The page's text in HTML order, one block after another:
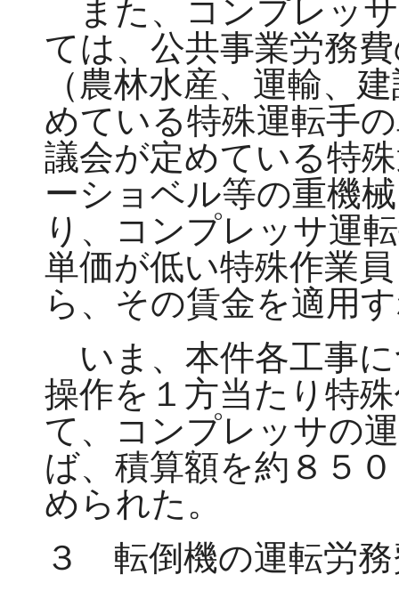
また、コンプレッ
ては、公共事業労務
（農林水産、運輸、
めている特殊運転手
議会が定めている特
ーショベル等の重機
り、コンプレッサ運
単価が低い特殊作業
ら、その賃金を適用
いま、本件各工事
操作を１方当たり特
て、コンプレッサの
ば、積算額を約８５
められた。
３ 転倒機の運転労